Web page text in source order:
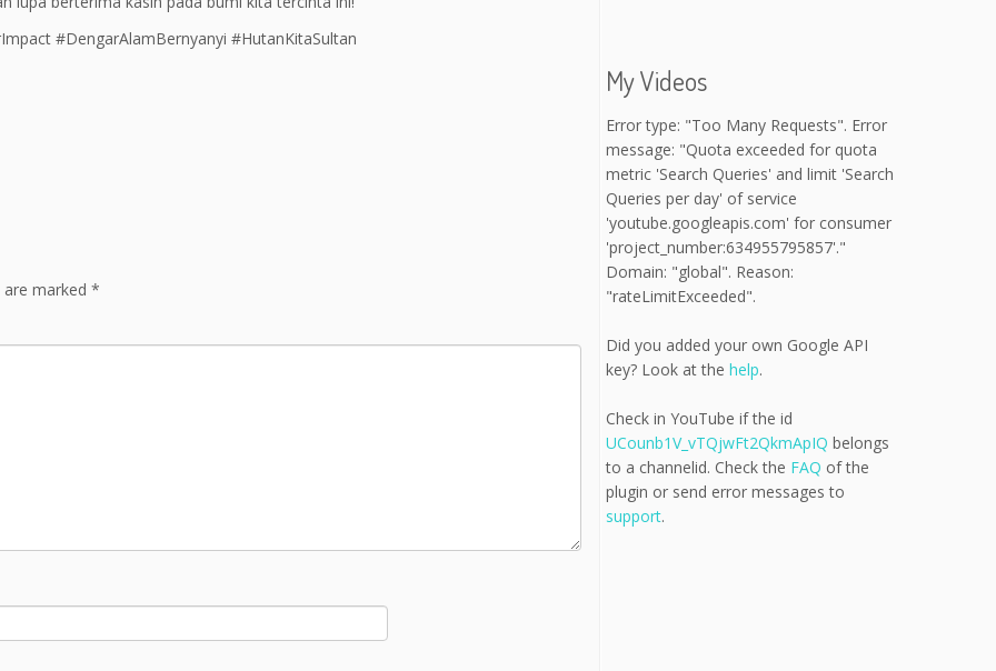
#DengarAlamBernyanyi #HutanKitaSultan
are marked *
My Videos
Error type: "Too Many Requests". Error
message: "Quota exceeded for quota
metric 'Search Queries' and limit 'Search
Queries per day' of service
'youtube.googleapis.com' for consumer
'project_number:634955795857'."
Domain: "global". Reason:
"rateLimitExceeded".
Did you added your own Google API
key? Look at the help.
Check in YouTube if the id
UCounb1V_vTQjwFt2QkmApIQ belongs
to a channelid. Check the FAQ of the
plugin or send error messages to
support.